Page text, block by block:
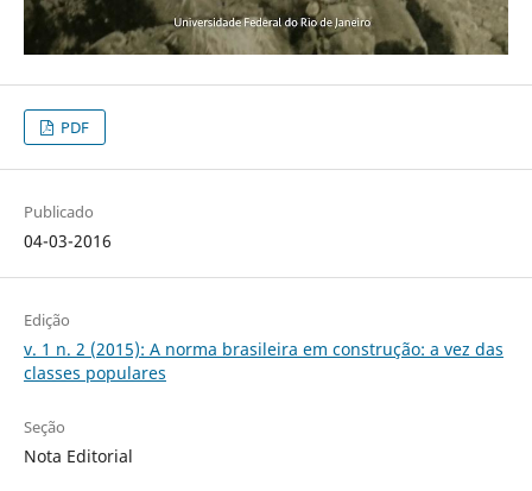
PDF
Publicado
04-03-2016
Edição
v. 1 n. 2 (2015): A norma brasileira em construção: a vez das
classes populares
Seção
Nota Editorial